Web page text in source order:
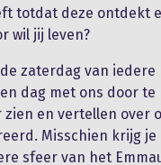
totdat deze ontdekt
wil jij leven?
zaterdag van
dag met ons door
zien en vertellen over
Misschien krijg je
sfeer van het